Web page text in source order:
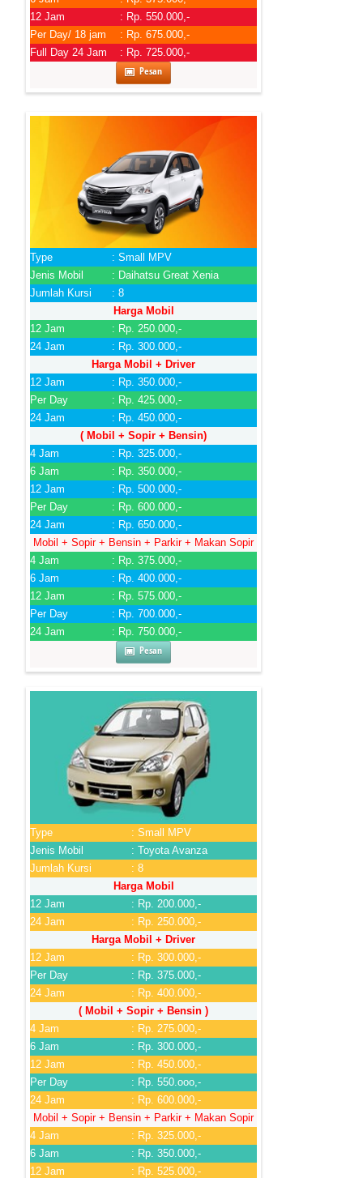
12 Jam
: Rp. 550.000,-
Per Day/ 18 jam
: Rp. 675.000,-
Full Day 24 Jam
: Rp. 725.000,-
Pesan
Type
: Small MPV
Jenis Mobil
: Daihatsu Great Xenia
Jumlah Kursi
: 8
Harga Mobil
12 Jam
: Rp. 250.000,-
24 Jam
: Rp. 300.000,-
Harga Mobil + Driver
12 Jam
: Rp. 350.000,-
Per Day
: Rp. 425.000,-
24 Jam
: Rp. 450.000,-
( Mobil + Sopir + Bensin)
4 Jam
: Rp. 325.000,-
6 Jam
: Rp. 350.000,-
12 Jam
: Rp. 500.000,-
Per Day
: Rp. 600.000,-
24 Jam
: Rp. 650.000,-
Mobil + Sopir + Bensin + Parkir + Makan Sopir
4 Jam
: Rp. 375.000,-
6 Jam
: Rp. 400.000,-
12 Jam
: Rp. 575.000,-
Per Day
: Rp. 700.000,-
24 Jam
: Rp. 750.000,-
Pesan
Type
: Small MPV
Jenis Mobil
: Toyota Avanza
Jumlah Kursi
: 8
Harga Mobil
12 Jam
: Rp. 200.000,-
24 Jam
: Rp. 250.000,-
Harga Mobil + Driver
12 Jam
: Rp. 300.000,-
Per Day
: Rp. 375.000,-
24 Jam
: Rp. 400.000,-
( Mobil + Sopir + Bensin )
4 Jam
: Rp. 275.000,-
6 Jam
: Rp. 300.000,-
12 Jam
: Rp. 450.000,-
Per Day
: Rp. 550.ooo,-
24 Jam
: Rp. 600.000,-
Mobil + Sopir + Bensin + Parkir + Makan Sopir
4 Jam
: Rp. 325.000,-
6 Jam
: Rp. 350.000,-
12 Jam
: Rp. 525.000,-